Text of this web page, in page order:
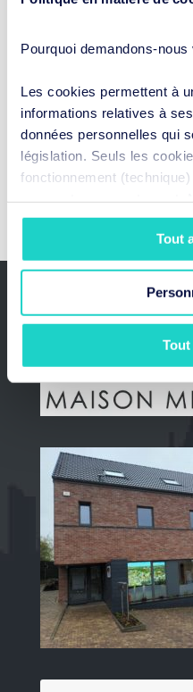
Pourquoi demandons-
Les cookies permettent à
informations relatives à
données personnelles qui
législation. Seuls les
fonctionnement
types de cookies qu'avec
tout moment révoquer
la portée.
Tout
développement de votre
Lire plus
Comments are closed.